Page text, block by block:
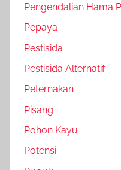
Pengendalian Hama
Pepaya
Pestisida
Pestisida Alternatif
Peternakan
Pisang
Pohon Kayu
Potensi